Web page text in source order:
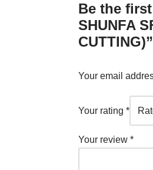
Be the
SHUNFA
CUTTING)”
Your email
Your rating *
Your review *